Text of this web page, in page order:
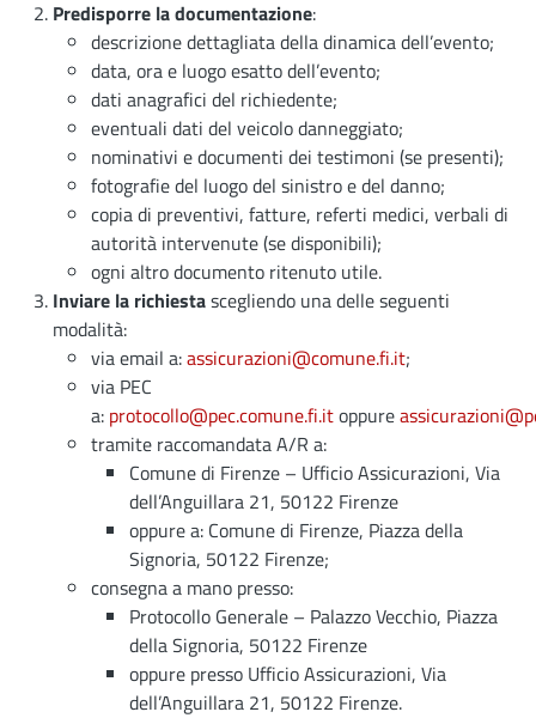
Predisporre la documentazione:
descrizione dettagliata della dinamica dell’evento;
data, ora e luogo esatto dell’evento;
dati anagrafici del richiedente;
eventuali dati del veicolo danneggiato;
nominativi e documenti dei testimoni (se presenti);
fotografie del luogo del sinistro e del danno;
copia di preventivi, fatture, referti medici, verbali di
autorità intervenute (se disponibili);
ogni altro documento ritenuto utile.
Inviare la richiestascegliendo una delle seguenti
modalità:
via email a:assicurazioni@comune.fi.it;
via PEC
a: protocollo@pec.comune.fi.itoppure
tramite raccomandata A/R a:
Comune di Firenze – Ufficio Assicurazioni, Via
dell’Anguillara 21, 50122 Firenze
oppure a: Comune di Firenze, Piazza della
Signoria, 50122 Firenze;
consegna a mano presso:
Protocollo Generale – Palazzo Vecchio, Piazza
della Signoria, 50122 Firenze
oppure presso Ufficio Assicurazioni, Via
dell’Anguillara 21, 50122 Firenze.